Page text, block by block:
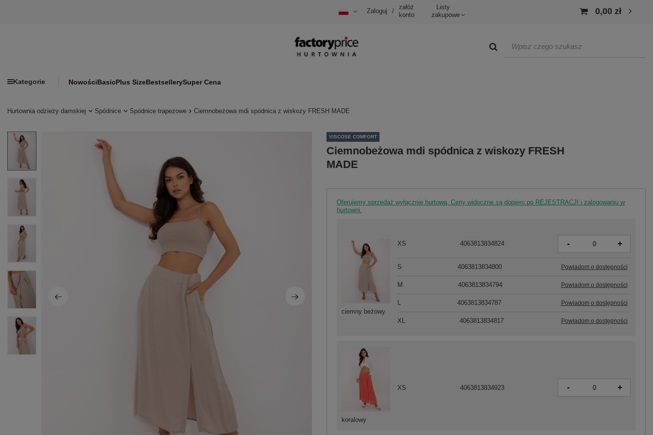
Zaloguj /
załóż
konto
Listy
zakupowe
0,00 zł
Kategorie NowościBasicPlus SizeBestsellerySuper Cena
Hurtownia odzieży damskiej Spódnice Spódnice trapezowe Ciemnobeżowa mdi spódnica z wiskozy FRESH MADE
VISCOSE COMFORT
Ciemnobeżowa mdi spódnica z wiskozy FRESH
MADE
Oferujemy sprzedaż wyłącznie hurtową. Ceny widoczne są dopiero po REJESTRACJI i zalogowaniu w
hurtowni.
koralowy
XS 4063813834923 - +
ciemny beżowy
XS 4063813834824 - +
S 4063813834800 Powiadom o dostępności
M 4063813834794 Powiadom o dostępności
L 4063813834787 Powiadom o dostępności
XL 4063813834817 Powiadom o dostępności